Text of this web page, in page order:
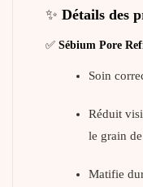
✨ Détails des
✅ Sébium Pore
Soin
Réduit
le grain
Matifie